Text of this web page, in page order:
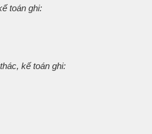
toán ghi:
kế toán ghi: